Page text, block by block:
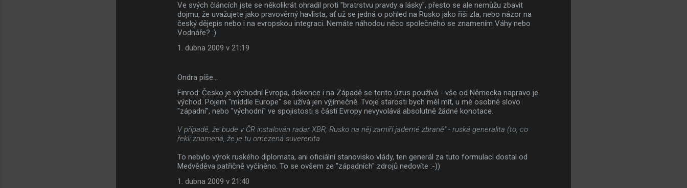
Ve svých článcích jste se několikrát ohradil proti "bratrstvu pravdy a lásky", přesto se ale nemůžu zbavit
dojmu, že uvažujete jako pravověrný havlista, ať už se jedná o pohled na Rusko jako říši zla, nebo názor na
český dějepis nebo i na evropskou integraci. Nemáte náhodou něco společného se znamením Váhy nebo
Vodnáře? :)
1. dubna 2009 v 21:19
Ondra píše…
Finrod: Česko je východní Evropa, dokonce i na Západě se tento úzus používá - vše od Německa napravo je
východ. Pojem "middle Europe" se užívá jen výjímečně. Tvoje starosti bych měl mít, u mě osobně slovo
"západní", nebo "východní" ve spojistosti s částí Evropy nevyvolává absolutně žádné konotace.
V případě, že bude v ČR instalován radar XBR, Rusko na něj zamíří jaderné zbraně" - ruská generalita (to, co
řekli znamená, že je tu omezená suverenita
To nebylo výrok ruského diplomata, ani oficiální stanovisko vlády, ten generál za tuto formulaci dostal od
Medvěděva patřičně vyčíněno. To se ovšem ze "západních" zdrojů nedovíte :-))
1. dubna 2009 v 21:40